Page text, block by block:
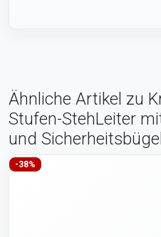
Ähnliche Artikel zu
Stufen-StehLeiter
und
-38%